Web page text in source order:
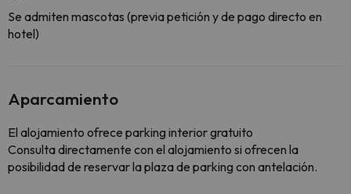
Se admiten mascotas (previa petición y de pago directo en
hotel)
Aparcamiento
El alojamiento ofrece parking interior gratuito
Consulta directamente con el alojamiento si ofrecen la
posibilidad de reservar la plaza de parking con antelación.